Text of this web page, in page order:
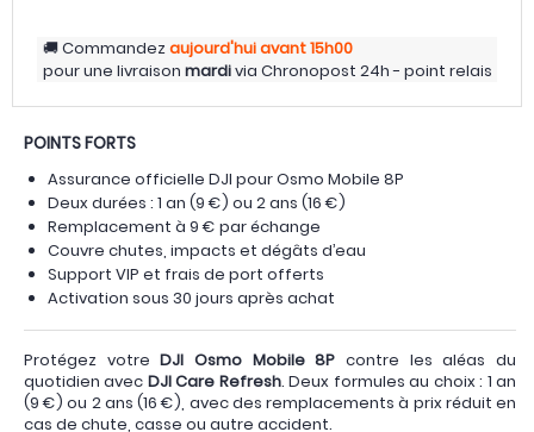
Commandezaujourd'huiavant 15h00
pour une livraison mardivia Chronopost 24h - point relais
POINTS FORTS
Assurance officielle DJI pour Osmo Mobile 8P
Deux durées : 1 an (9 €) ou 2 ans (16 €)
Remplacement à 9 € par échange
Couvre chutes, impacts et dégâts d’eau
Support VIP et frais de port offerts
Activation sous 30 jours après achat
Protégez votreDJI Osmo Mobile 8P contre les aléas du
quotidien avec DJI Care Refresh. Deux formules au choix : 1 an
(9 €) ou 2 ans (16 €), avec des remplacements à prix réduit en
cas de chute, casse ou autre accident.